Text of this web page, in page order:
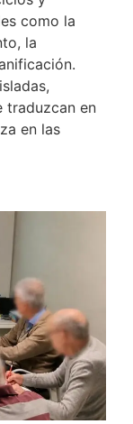
como la
la
traduzcan en
en las